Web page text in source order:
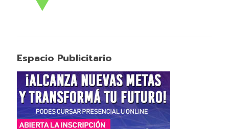
Espacio Publicitario